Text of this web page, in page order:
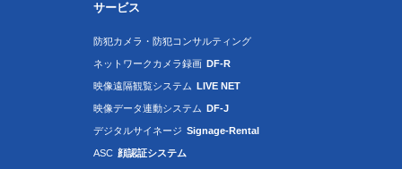
サービス
防犯カメラ・防犯コンサルティング
ネットワークカメラ録画 DF-R
映像遠隔観覧システム LIVE NET
映像データ連動システム DF-J
デジタルサイネージ Signage-Rental
ASC 顔認証システム